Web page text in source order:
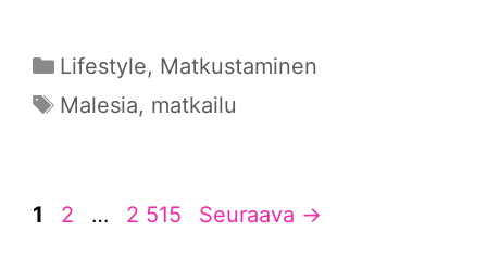
Kategoriat
Lifestyle, Matkustaminen
Avainsanat
Malesia, matkailu
Sivu
1 Sivu
2 … Sivu
2 515 Seuraava →